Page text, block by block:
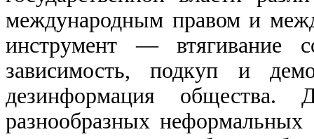
международным правом и
инструмент — втягивание
зависимость, подкуп и
дезинформация
разнообразных неформальных